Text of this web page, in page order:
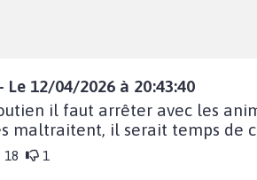
Le 12/04/2026 à 20:43:40
il faut arrêter avec les
maltraitent, il serait temps de
18 1